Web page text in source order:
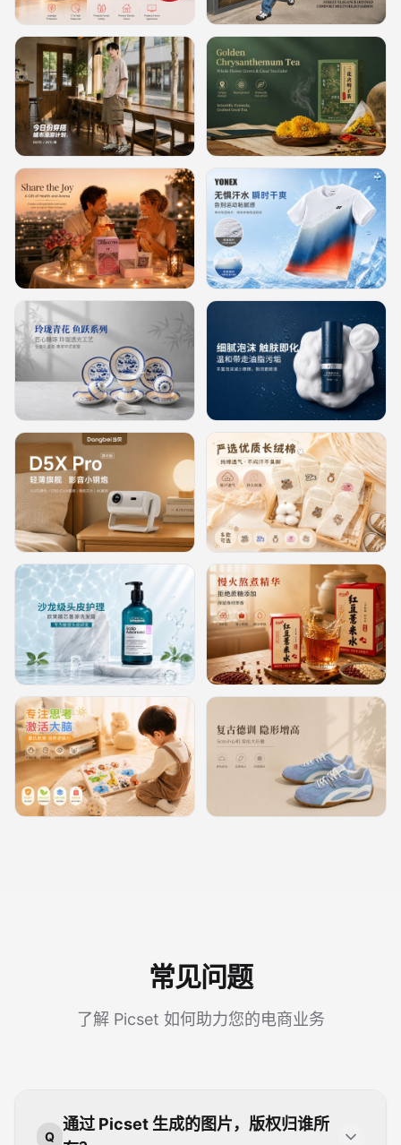
常见问题
了解 Picset 如何助力您的电商业务
Q
通过 Picset 生成的图片，版权归谁所